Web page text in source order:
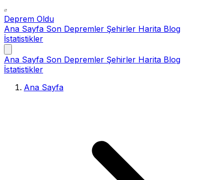
Deprem Oldu
Ana Sayfa Son Depremler Şehirler Harita Blog
İstatistikler
Ana Sayfa Son Depremler Şehirler Harita Blog
İstatistikler
Ana Sayfa